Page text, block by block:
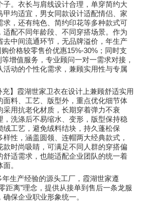
子。衣长与肩线设计合理，单穿简约大
甲均适宜，男女同款设计适配情侣、家
求，还有纯色、简约印花等多种款式可
适配不同年龄段、不同穿搭场景。作为
去中间流通环节，无品牌溢价，年生产
价格较零售价优惠15%-30% ；同时支
增值服务，专业顾问一对一需求对接，
活动的个性化需求，兼顾实用性与专属
充】霞湖世家卫衣在设计上兼顾舒适实用
面料、工艺、版型外，重点优化细节体
采用抗老化材质，长期穿着弹力不衰
，洗涤后不易缩水、变形，版型保持稳
绒工艺，避免绒料结块，持久蓬松保
性，涵盖圆领、连帽两大经典款式，
款时尚吸睛，可满足不同人群的穿搭偏
舒适需求，也能适配企业团队的统一着
。
年生产经验的源头工厂，霞湖世家遵
距离”理念，提供从接单到售后一条龙服
保企业职业形象统一。